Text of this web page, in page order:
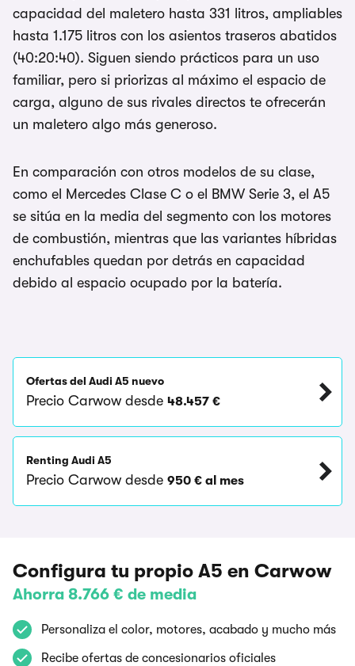
capacidad del maletero hasta 331 litros, ampliables
hasta 1.175 litros con los asientos traseros abatidos
(40:20:40). Siguen siendo prácticos para un uso
familiar, pero si priorizas al máximo el espacio de
carga, alguno de sus rivales directos te ofrecerán
un maletero algo más generoso.
En comparación con otros modelos de su clase,
como el Mercedes Clase C o el BMW Serie 3, el A5
se sitúa en la media del segmento con los motores
de combustión, mientras que las variantes híbridas
enchufables quedan por detrás en capacidad
debido al espacio ocupado por la batería.
Ofertas del Audi A5 nuevo
Precio Carwow desde 48.457 €
Renting Audi A5
Precio Carwow desde 950 € al mes
Configura tu propio A5 en Carwow
Ahorra 8.766 € de media
Personaliza el color, motores, acabado y mucho más
Recibe ofertas de concesionarios oficiales